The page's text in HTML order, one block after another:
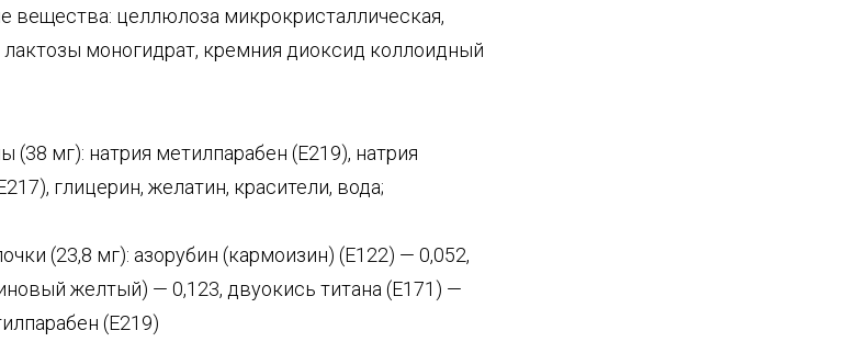
вещества: целлюлоза микрокристаллическая,
лактозы моногидрат, кремния диоксид коллоидный
(38 мг): натрия метилпарабен (Е219), натрия
глицерин, желатин, красители, вода;
(23,8 мг): азорубин (кармоизин) (Е122) — 0,052,
желтый) — 0,123, двуокись титана (Е171) —
(Е219)